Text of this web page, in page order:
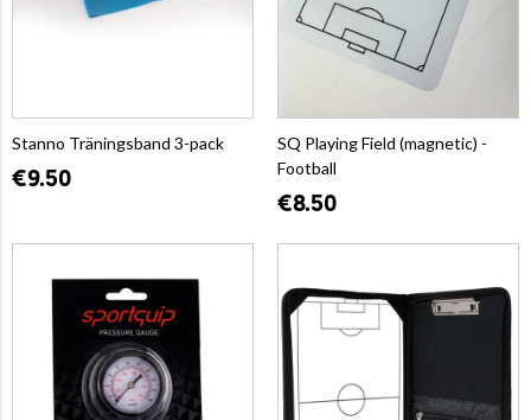
Stanno Träningsband 3-pack
€9.50
SQ Playing Field (magnetic) -
Football
€8.50